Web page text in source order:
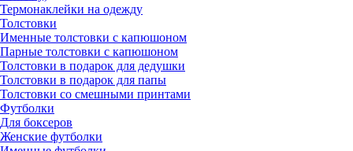
Термонаклейки на одежду
Толстовки
Именные толстовки с капюшоном
Парные толстовки с капюшоном
Толстовки в подарок для дедушки
Толстовки в подарок для папы
Толстовки со смешными принтами
Футболки
Для боксеров
Женские футболки